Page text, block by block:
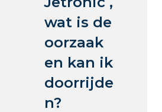
wat is de
oorzaak
en kan ik
doorrijde
n?